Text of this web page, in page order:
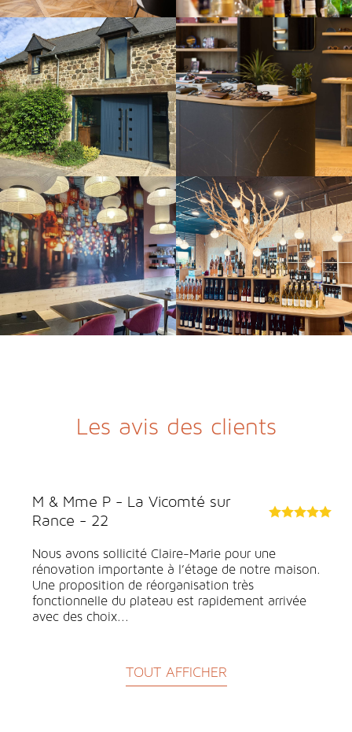
Les avis des clients
Les gîtes d'Irodouer
(rénovation de notre restaurant l'orée du Parc à
Becherel en 2012, création de 4 gites à Becherel en
2017 et création de 2 gites à...
TOUT AFFICHER